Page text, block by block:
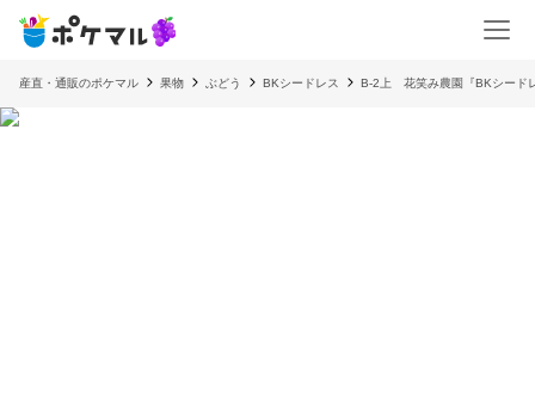
産直・通販のポケマル 果物 ぶどう BKシードレス B-2上 花笑み農園『BKシー